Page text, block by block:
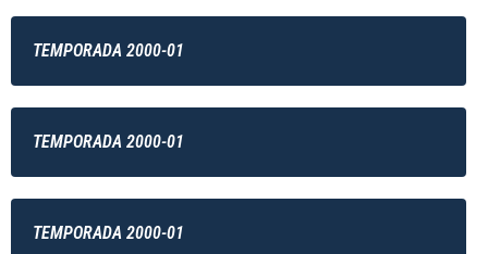
TEMPORADA 2000-01
TEMPORADA 2000-01
TEMPORADA 2000-01